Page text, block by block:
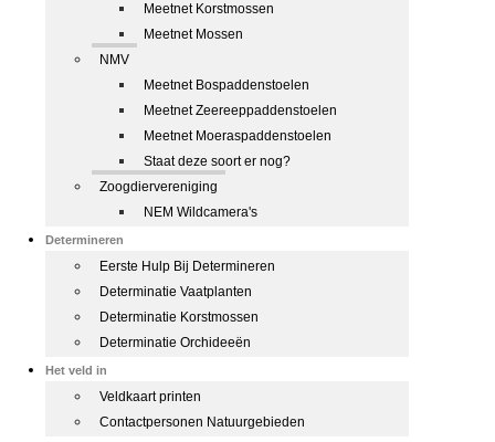
Meetnet Korstmossen
Meetnet Mossen
NMV
Meetnet Bospaddenstoelen
Meetnet Zeereeppaddenstoelen
Meetnet Moeraspaddenstoelen
Staat deze soort er nog?
Zoogdiervereniging
NEM Wildcamera's
Determineren
Eerste Hulp Bij Determineren
Determinatie Vaatplanten
Determinatie Korstmossen
Determinatie Orchideeën
Het veld in
Veldkaart printen
Contactpersonen Natuurgebieden